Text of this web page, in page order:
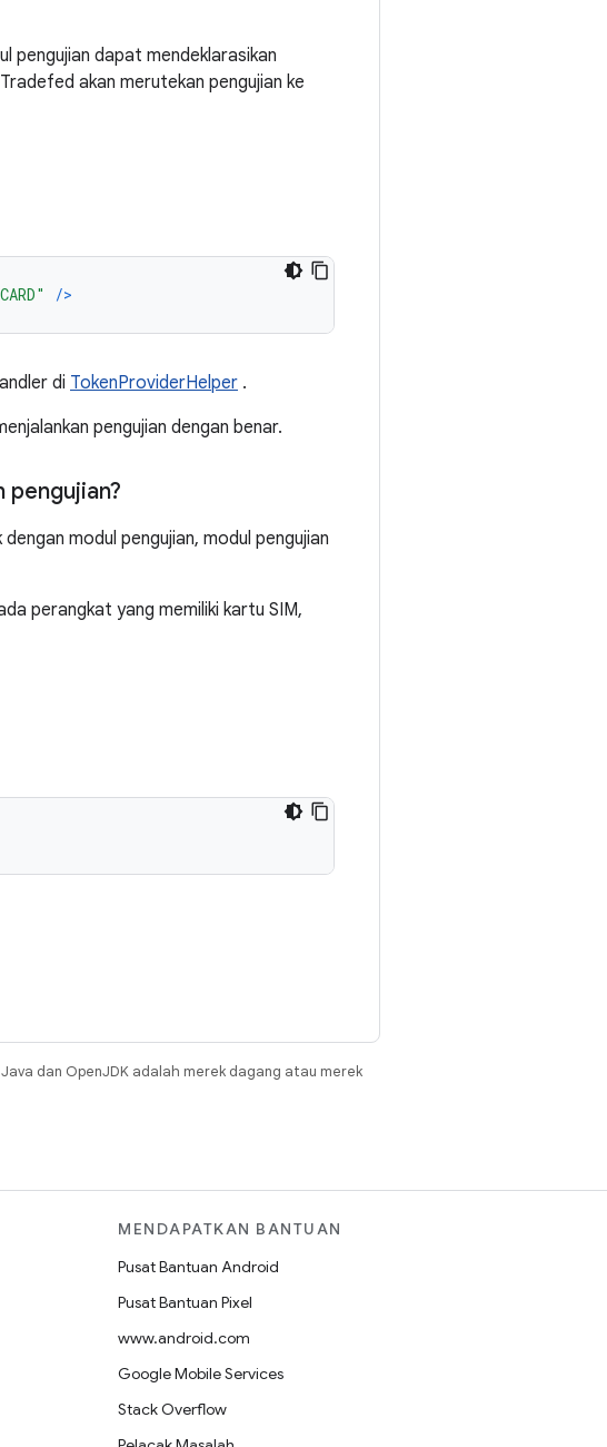
pengujian dapat mendeklarasikan
akan merutekan pengujian ke
/>
di TokenProviderHelper .
pengujian dengan benar.
pengujian?
modul pengujian, modul pengujian
perangkat yang memiliki kartu SIM,
Java dan OpenJDK adalah merek dagang atau merek
MENDAPATKAN BANTUAN
Pusat Bantuan Android
Pusat Bantuan Pixel
www.android.com
Google Mobile Services
Stack Overflow